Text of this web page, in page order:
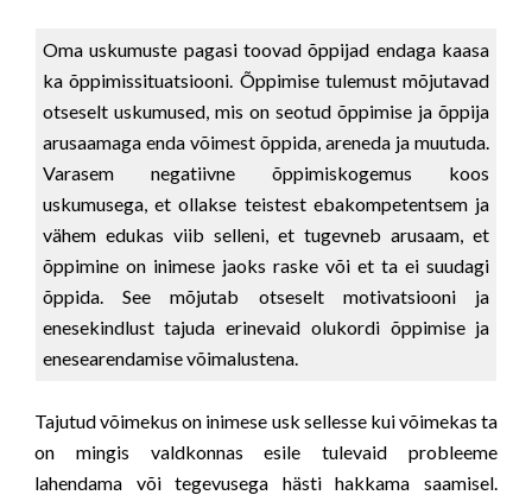
Oma uskumuste pagasi toovad õppijad endaga kaasa
ka õppimissituatsiooni. Õppimise tulemust mõjutavad
otseselt uskumused, mis on seotud õppimise ja õppija
arusaamaga enda võimest õppida, areneda ja muutuda.
Varasem negatiivne õppimiskogemus koos
uskumusega, et ollakse teistest ebakompetentsem ja
vähem edukas viib selleni, et tugevneb arusaam, et
õppimine on inimese jaoks raske või et ta ei suudagi
õppida. See mõjutab otseselt motivatsiooni ja
enesekindlust tajuda erinevaid olukordi õppimise ja
enesearendamise võimalustena.
Tajutud võimekus on inimese usk sellesse kui võimekas ta
on mingis valdkonnas esile tulevaid probleeme
lahendama või tegevusega hästi hakkama saamisel.